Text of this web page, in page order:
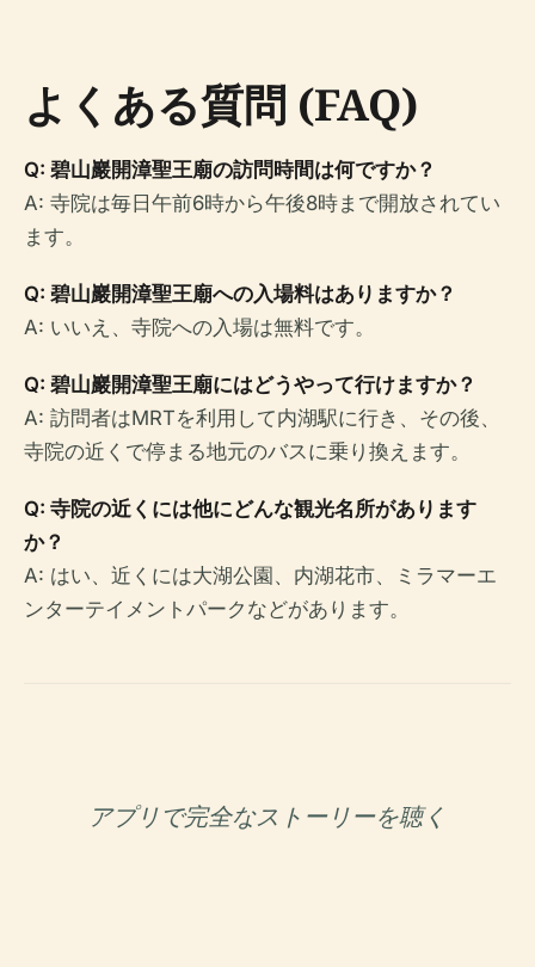
よくある質問 (FAQ)
Q: 碧山巖開漳聖王廟の訪問時間は何ですか？
A: 寺院は毎日午前6時から午後8時まで開放されてい
ます。
Q: 碧山巖開漳聖王廟への入場料はありますか？
A: いいえ、寺院への入場は無料です。
Q: 碧山巖開漳聖王廟にはどうやって行けますか？
A: 訪問者はMRTを利用して内湖駅に行き、その後、
寺院の近くで停まる地元のバスに乗り換えます。
Q: 寺院の近くには他にどんな観光名所があります
か？
A: はい、近くには大湖公園、内湖花市、ミラマーエ
ンターテイメントパークなどがあります。
アプリで完全なストーリーを聴く